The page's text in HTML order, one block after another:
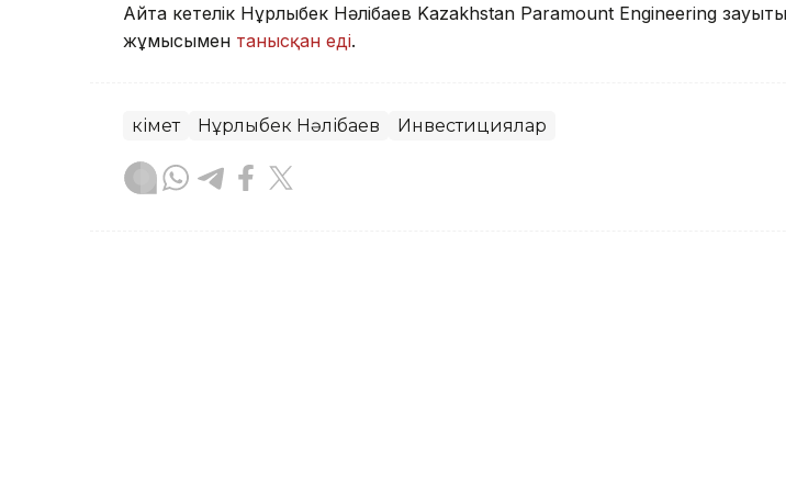
Айта кетелік Нұрлыбек Нәлібаев Kazakhstan Paramount Engineering
жұмысымен танысқан еді.
Үкімет Нұрлыбек Нәлібаев Инвестициялар